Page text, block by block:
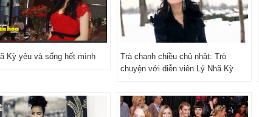
Kỳ yêu và sống hết mình
Trà chanh chiều chủ nhật: Trò
chuyện với diễn viên Lý Nhã Kỳ